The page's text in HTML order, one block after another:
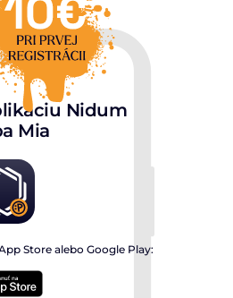
Nidum
Mia
Store alebo Google Play: